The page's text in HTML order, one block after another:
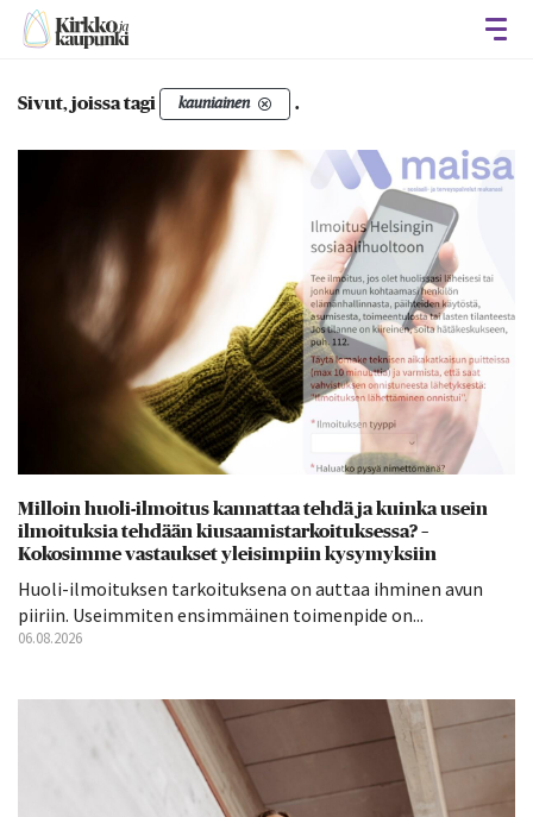
Sivut, joissa tagi kauniainen .
Milloin huoli-ilmoitus kannattaa tehdä ja kuinka usein
ilmoituksia tehdään kiusaamistarkoituksessa? –
Kokosimme vastaukset yleisimpiin kysymyksiin
Huoli-ilmoituksen tarkoituksena on auttaa ihminen avun
piiriin. Useimmiten ensimmäinen toimenpide on...
06.08.2026